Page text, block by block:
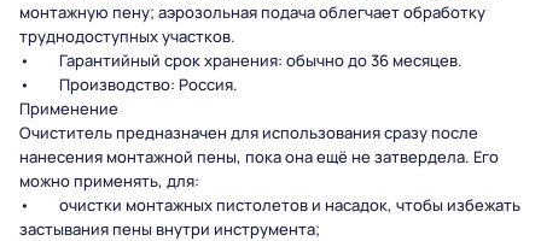
монтажную пену; аэрозольная подача облегчает обработку
труднодоступных участков.
• Гарантийный срок хранения: обычно до 36 месяцев.
• Производство: Россия.
Применение
Очиститель предназначен для использования сразу после
нанесения монтажной пены, пока она ещё не затвердела. Его
можно применять, для:
• очистки монтажных пистолетов и насадок, чтобы избежать
застывания пены внутри инструмента;